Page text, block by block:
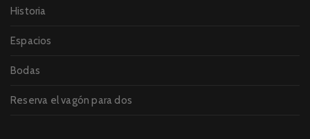
Historia
Espacios
Bodas
Reserva el vagón para dos